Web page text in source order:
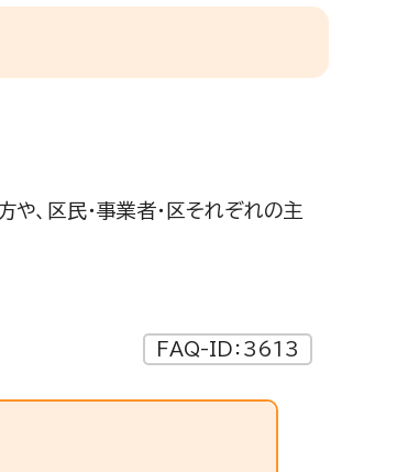
、区民・事業者・区それぞれの主
FAQ-ID：3613